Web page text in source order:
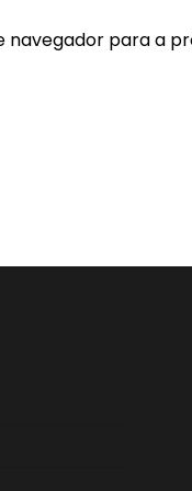
navegador para a